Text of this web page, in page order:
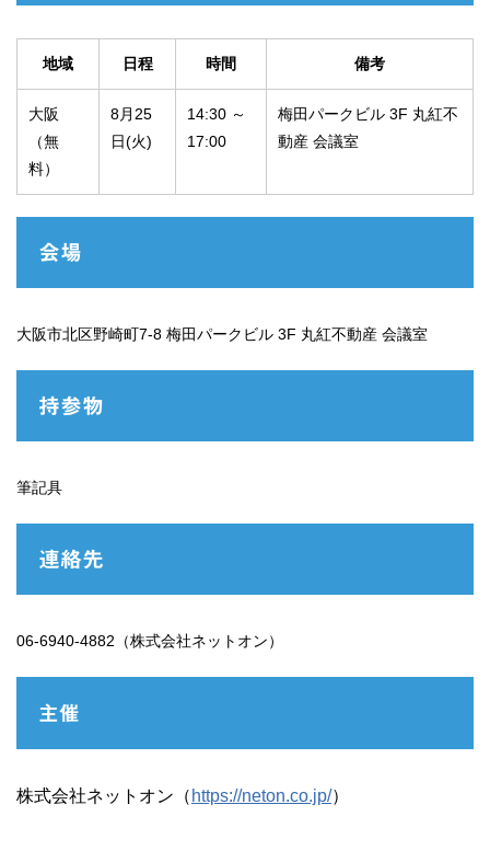
地域 日程 時間 備考
大阪
（無
料）
8月25
日(火)
14:30 ～
17:00
梅田パークビル 3F 丸紅不
動産 会議室
会場
大阪市北区野崎町7-8 梅田パークビル 3F 丸紅不動産 会議室
持参物
筆記具
連絡先
06-6940-4882（株式会社ネットオン）
主催
株式会社ネットオン（ https://neton.co.jp/）